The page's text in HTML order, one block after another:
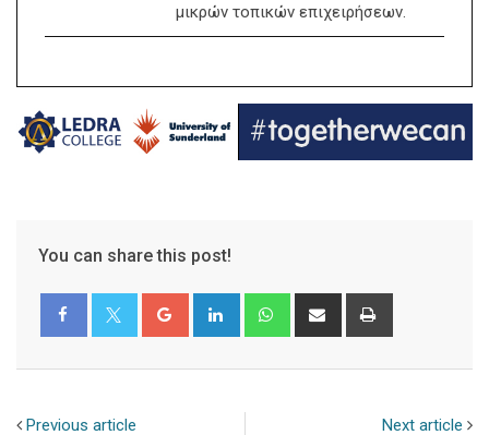
μικρών τοπικών επιχειρήσεων.
You can share this post!
Google+ LinkedIn WhatsappShare
Previous article Next article